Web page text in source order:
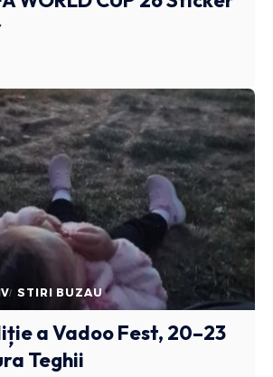
STIRI BUZAU
a Vadoo Fest, 20–23
Teghii